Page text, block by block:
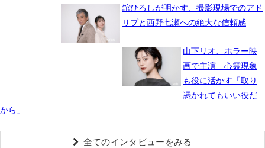
舘ひろしが明かす、撮影現場でのアド
リブと西野七瀬への絶大な信頼感
山下リオ、ホラー映
画で主演 心霊現象
も役に活かす「取り
憑かれてもいい役だ
から」
全てのインタビューをみる